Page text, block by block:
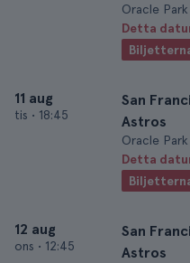
Oracle Park
Detta
11 aug
tis • 18:45
San
Astros
Oracle Park
Detta
12 aug
ons • 12:45
San
Astros